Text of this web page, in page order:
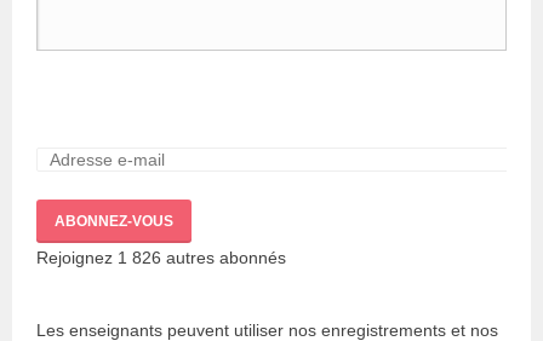
ABONNEZ-VOUS
Rejoignez 1 826 autres abonnés
Les enseignants peuvent utiliser nos enregistrements et nos